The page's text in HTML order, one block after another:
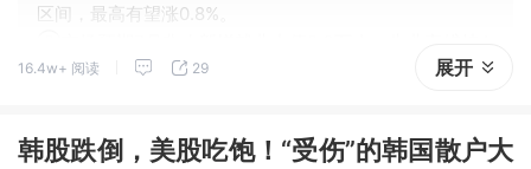
区间，最高有望涨0.8%。
2%。
16.4w+ 阅读 29 展开
韩股跌倒，美股吃饱！“受伤”的韩国散户大